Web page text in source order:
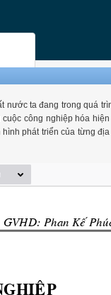
nước ta đang trong quá
công nghiệp hóa
phát triển của từng